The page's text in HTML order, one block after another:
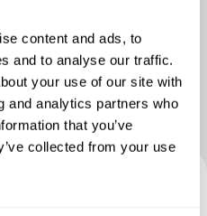
content and ads, to
and to analyse our traffic.
your use of our site with
and analytics partners who
that you’ve
collected from your use
più foto